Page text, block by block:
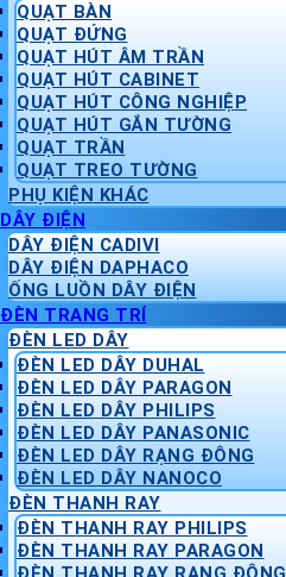
QUẠT BÀN
QUẠT ĐỨNG
QUẠT HÚT ÂM TRẦN
QUẠT HÚT CABINET
QUẠT HÚT CÔNG NGHIỆP
QUẠT HÚT GẮN TƯỜNG
QUẠT TRẦN
QUẠT TREO TƯỜNG
PHỤ KIỆN KHÁC
DÂY ĐIỆN
DÂY ĐIỆN CADIVI
DÂY ĐIỆN DAPHACO
ỐNG LUỒN DÂY ĐIỆN
ĐÈN TRANG TRÍ
ĐÈN LED DÂY
ĐÈN LED DÂY DUHAL
ĐÈN LED DÂY PARAGON
ĐÈN LED DÂY PHILIPS
ĐÈN LED DÂY PANASONIC
ĐÈN LED DÂY RẠNG ĐÔNG
ĐÈN LED DÂY NANOCO
ĐÈN THANH RAY
ĐÈN THANH RAY PHILIPS
ĐÈN THANH RAY PARAGON